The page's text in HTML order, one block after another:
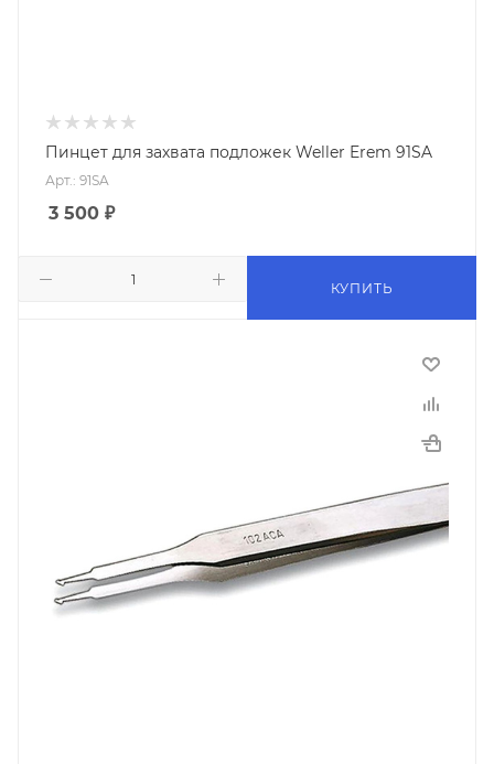
Пинцет для захвата подложек Weller Erem 91SA
Арт.: 91SA
3 500 ₽
КУПИТЬ